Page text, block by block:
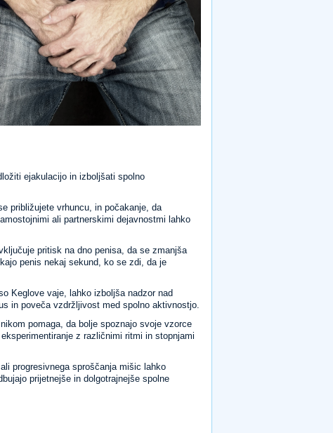
ejakulacijo in izboljšati spolno
približujete vrhuncu, in počakanje, da
ali partnerskimi dejavnostmi lahko
pritisk na dno penisa, da se zmanjša
penis nekaj sekund, ko se zdi, da je
Keglove vaje, lahko izboljša nadzor nad
in poveča vzdržljivost med spolno aktivnostjo.
pomaga, da bolje spoznajo svoje vzorce
z različnimi ritmi in stopnjami
progresivnega sproščanja mišic lahko
prijetnejše in dolgotrajnejše spolne